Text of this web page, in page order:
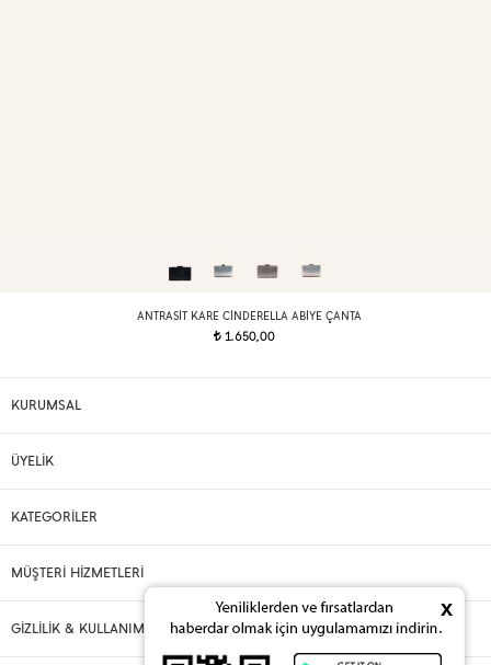
ANTRASIT KARE CINDERELLA ABIYE ÇANTA
t 1.650,00
KURUMSAL
ÜYELİK
KATEGORİLER
MÜŞTERİ HİZMETLERİ
GİZLİLİK & KULLANIM
x